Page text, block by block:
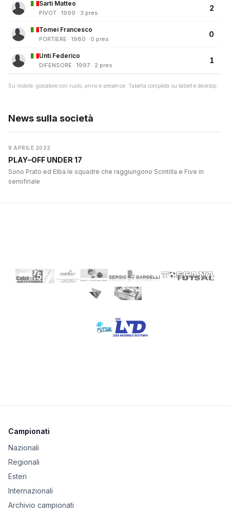
Sarti Matteo
PIVOT · 1999 · 3 pres
2
Tomei Francesco
PORTIERE · 1980 · 0 pres
0
Unti Federico
DIFENSORE · 1997 · 2 pres
1
Su mobile: giocatore con ruolo, anno e presenze. Tabella completa su tablet e desktop.
News sulla società
9 APRILE 2022
PLAY–OFF UNDER 17
Sono Prato ed Elba le squadre che raggiungono Scintilla e Five in
semifinale
Campionati
Nazionali
Regionali
Esteri
Internazionali
Archivio campionati